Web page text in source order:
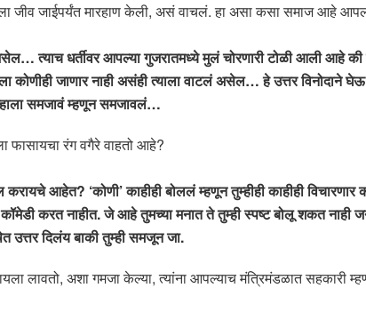
जीव जाईपर्यंत मारहाण केली, असं वाचलं. हा असा कसा समाज आहे
त्याच धर्तीवर आपल्या गुजरातमध्ये मुलं चोरणारी टोळी आली
जाणार नाही असंही त्याला वाटलं असेल… हे उत्तर विनोदाने घेऊ
समजावं म्हणून समजावलं…
फासायचा रंग वगैरे वाहतो आहे?
आहेत? ‘कोणी’ काहीही बोललं म्हणून तुम्हीही काहीही विचारणार
करत नाहीत. जे आहे तुमच्या मनात ते तुम्ही स्पष्ट बोलू शकत नाही
दिलंय बाकी तुम्ही समजून जा.
लावतो, अशा गमजा केल्या, त्यांना आपल्याच मंत्रिमंडळात सहकारी